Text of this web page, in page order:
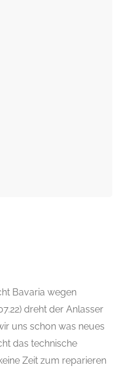
Bavaria wegen
dreht der Anlasser
uns schon was neues
das technische
Zeit zum reparieren